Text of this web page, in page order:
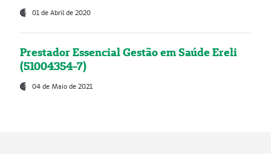
01 de Abril de 2020
Prestador Essencial Gestão em Saúde Ereli
(51004354-7)
04 de Maio de 2021